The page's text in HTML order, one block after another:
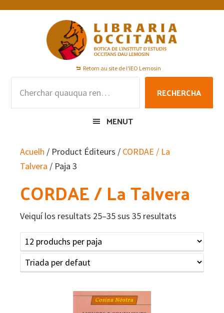
Skip
Skip
Skip
Retorn au site de l'IEO Lemosin
RECHERCHA
MENUT
Acuelh / Product Éditeurs / CORDAE / La
Talvera / Paja 3
CORDAE / La Talvera
Veiquí los resultats 25–35 sus 35 resultats